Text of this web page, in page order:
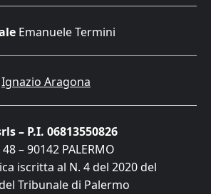
Emanuele Termini
Ignazio Aragona
– P.I. 06813550826
– 90142 PALERMO
iscritta al N. 4 del 2020 del
Tribunale di Palermo